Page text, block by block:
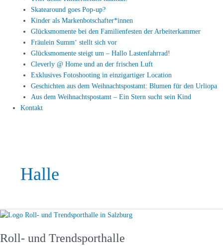
Skatearound goes Pop-up?
Kinder als Markenbotschafter*innen
Glücksmomente bei den Familienfesten der Arbeiterkammer
Fräulein Summ‘ stellt sich vor
Glücksmomente steigt um – Hallo Lastenfahrrad!
Cleverly @ Home und an der frischen Luft
Exklusives Fotoshooting in einzigartiger Location
Geschichten aus dem Weihnachtspostamt: Blumen für den Urliopa
Aus dem Weihnachtspostamt – Ein Stern sucht sein Kind
Kontakt
Halle
Roll- und Trendsporthalle
Roll-
Trendsporthalle